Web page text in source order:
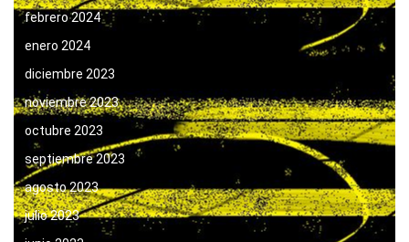
febrero 2024
enero 2024
diciembre 2023
noviembre 2023
octubre 2023
septiembre 2023
agosto 2023
julio 2023